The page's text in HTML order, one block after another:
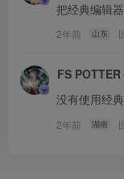
把经典编辑
2年前 山东
FS POTTER
没有使用经
2年前 湖南